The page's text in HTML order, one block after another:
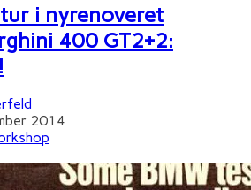
i nyrenoveret
400 GT2+2:
2014